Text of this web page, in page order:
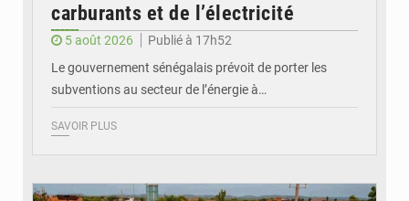
carburants et de l’électricité
5 août 2026
Publié à 17h52
Le gouvernement sénégalais prévoit de porter les
subventions au secteur de l’énergie à…
SAVOIR PLUS